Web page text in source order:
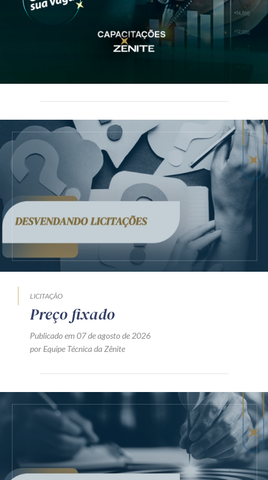
LICITAÇÃO
Preço fixado
Publicado em 07 de agosto de 2026
por Equipe Técnica da Zênite